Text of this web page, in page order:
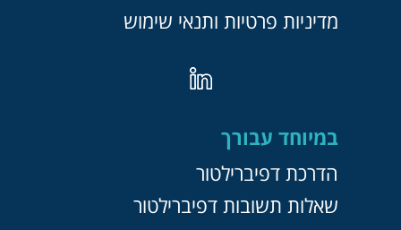
מדיניות פרטיות ותנאי שימוש
במיוחד עבורך
הדרכת דפיברילטור
שאלות תשובות דפיברילטור